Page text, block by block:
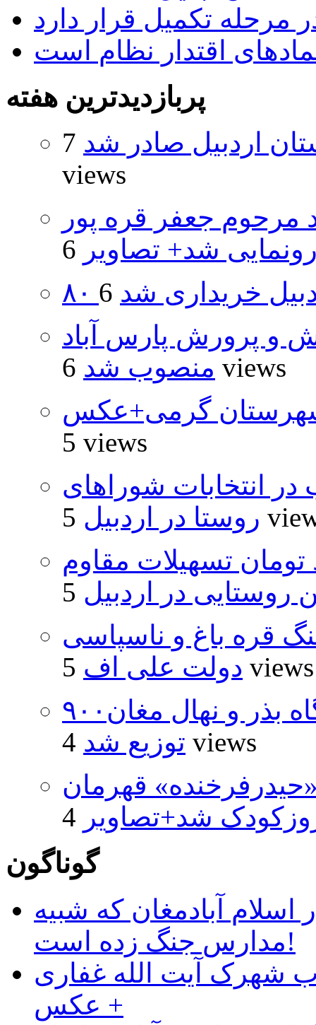
مرحله تکمیل قرار دارد
اقتدار نظام است
پربازدیدترین هفته
اردبیل صادر شد 7
views
مرحوم جعفر قره پور
شد+ تصاویر
خریداری شد
و پرورش پارس آباد
منصوب شد 6 views
گرمی+عکس
5 views
۵۰۰۰ داوطلب در انتخابات شوراهای
روستا در اردبیل 5
و ۴۸۰ میلیارد تومان تسهیلات مقاوم
در اردبیل
قره باغ و ناسپاسی
دولت علی اف 5 views
۹۰۰هزار اصله نهال توسط ایستگاه بذر و نهال مغان
توزیع شد 4 views
قهرمان
شد+تصاویر
گوناگون
آبادمغان که شبیه
مدارس جنگ زده است!
شهرک آیت الله غفاری
+ عکس